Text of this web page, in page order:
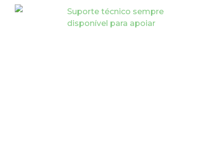
Suporte técnico sempre
disponível para apoiar